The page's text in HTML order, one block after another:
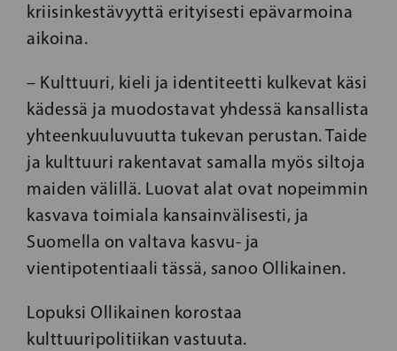
kriisinkestävyyttä erityisesti epävarmoina
aikoina.
– Kulttuuri, kieli ja identiteetti kulkevat käsi
kädessä ja muodostavat yhdessä kansallista
yhteenkuuluvuutta tukevan perustan. Taide
ja kulttuuri rakentavat samalla myös siltoja
maiden välillä. Luovat alat ovat nopeimmin
kasvava toimiala kansainvälisesti, ja
Suomella on valtava kasvu- ja
vientipotentiaali tässä, sanoo Ollikainen.
Lopuksi Ollikainen korostaa
kulttuuripolitiikan vastuuta.